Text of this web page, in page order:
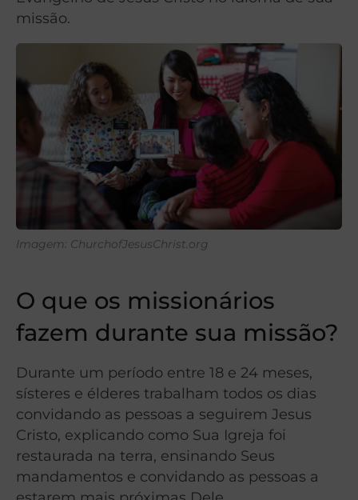
missão.
Imagem: ChurchofJesusChrist.org
O que os missionários
fazem durante sua missão?
Durante um período entre 18 e 24 meses,
sísteres e élderes trabalham todos os dias
convidando as pessoas a seguirem Jesus
Cristo, explicando como Sua Igreja foi
restaurada na terra, ensinando Seus
mandamentos e convidando as pessoas a